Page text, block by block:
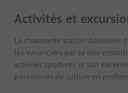
Activités et
La charmante station balnéaire
les vacanciers par sa mer
activités sportives et son
passionnés de culture en